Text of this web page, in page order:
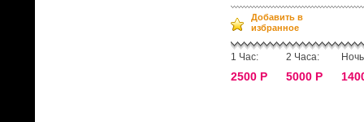
Добавить в
избранное
1 Час:
2500 Р
2 Часа:
5000 Р